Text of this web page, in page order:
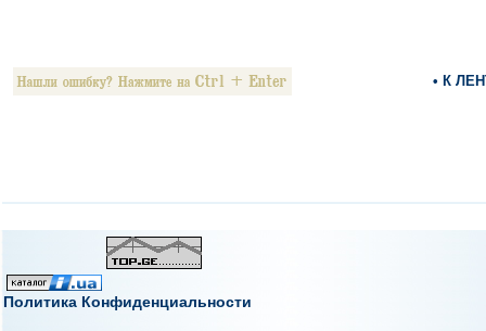
• К
Политика Конфиденциальности